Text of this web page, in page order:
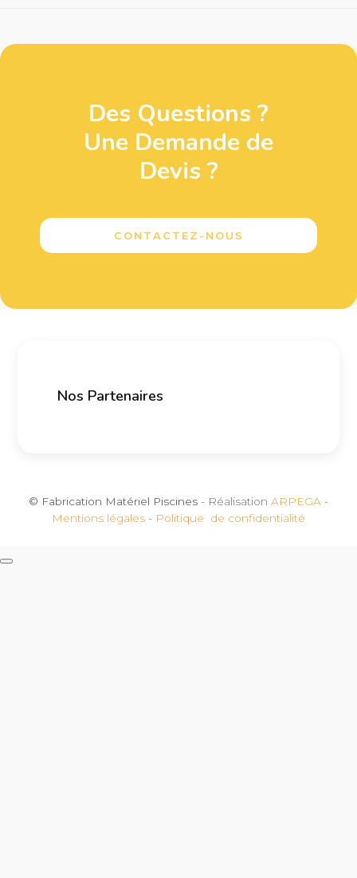
Des Questions ?
Une Demande de
Devis ?
CONTACTEZ-NOUS
Nos Partenaires
© Fabrication Matériel Piscines - Réalisation ARPEGA -
Mentions légales - Politique de confidentialité